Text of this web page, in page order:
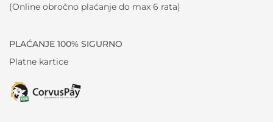
(Online obročno plaćanje do max 6 rata)
PLAĆANJE 100% SIGURNO
Platne kartice